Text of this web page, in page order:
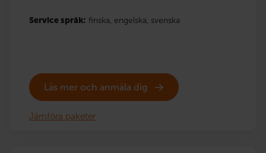
Service språk: finska, engelska, svenska
Läs mer och anmäla dig
Jämföra paketer